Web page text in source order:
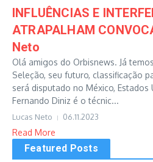
INFLUÊNCIAS E
ATRAPALHAM
Neto
Olá amigos do Orbisnews. Já
Seleção, seu futuro, classificação
será disputado no México, Estados
Fernando Diniz é o técnic...
Lucas Neto 06.11.2023
Read More
Featured Posts